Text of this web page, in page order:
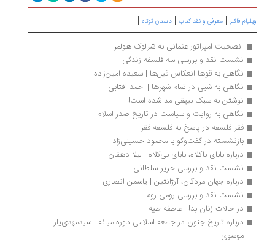
فاکنر|معرفی و نقد کتاب|داستان کوتاه|
نصحیت امپراتور عثمانی به شرلوک هولمز
نشست نقد و بررسی سه فلسفه زندگی
نگاهی به قوها انعکاس فیل‌ها | سعیده امین‌زاده
نگاهی به شبی در تمام شهرها | احمد آفتابی
نوشتن به سبک بیهقی مد شده است!
نگاهی به روایت و سیاست در تاریخ صدر اسلام
فقر فلسفه در پاسخ به فلسفه فقر
بازنشسته در گفت‌وگو با محمود حسینی‌زاد
درباره بابای باکلاه، بابای بی‌کلاه | لیلا دهقان
نشست نقد و بررسی حریر سلطانی
درباره جهان مردگان، آرژانتین | یاسمن انصاری
نشست نقد و بررسی رومی روم
در حالات زنان بد! | عاطفه طیه
درباره تاریخ جنون در جامعه اسلامی دوره میانه | سیدمهدی‌یار